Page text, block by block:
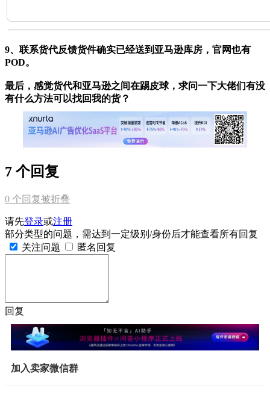
9、联系货代反馈货件确实已经送到亚马逊库房，官网也有
POD。
最后，感觉货代和亚马逊之间在踢皮球，求问一下大佬们有没
有什么方法可以找回我的货？
7 个回复
0 个回复被折叠
请先登录或注册
部分类型的问题，需达到一定级别/身份后才能查看所有回复
关注问题
匿名回复
回复
加入卖家微信群